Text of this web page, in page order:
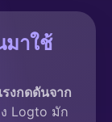
มาใช้
งกดดันจาก
Logto มัก